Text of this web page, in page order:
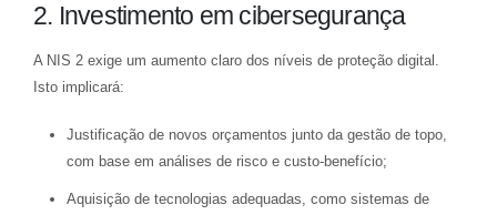
2. Investimento em cibersegurança
A NIS 2 exige um aumento claro dos níveis de proteção digital.
Isto implicará:
Justificação de novos orçamentos junto da gestão de topo,
com base em análises de risco e custo-benefício;
Aquisição de tecnologias adequadas, como sistemas de